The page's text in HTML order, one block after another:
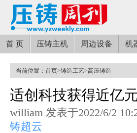
首 页 压铸主机 周边设备 机
当前位置： 首页>铸造工艺>高压铸造
适创科技获得近亿
william 发表于2022/6/2
铸超云